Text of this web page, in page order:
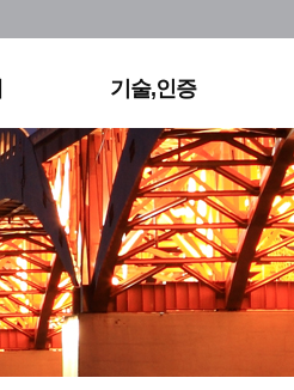
기술,인증
특허
기타